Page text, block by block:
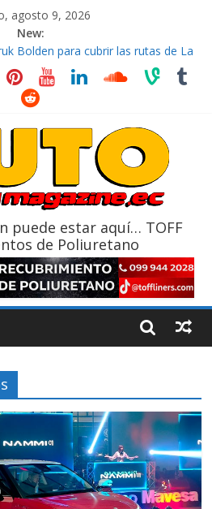
agosto 9, 2026
New:
Bolden para cubrir las rutas de La
gana protagonismo a la hora de
si permanece varios días sin
edición 47ª, recorre 7 provincias en 8
puede estar aquí… TOFF
de Poliuretano